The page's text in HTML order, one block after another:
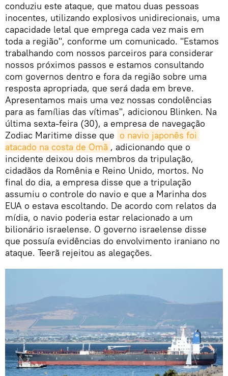
conduziu este ataque, que matou duas pessoas
inocentes, utilizando explosivos unidirecionais, uma
capacidade letal que emprega cada vez mais em
toda a região", conforme um comunicado. "Estamos
trabalhando com nossos parceiros para considerar
nossos próximos passos e estamos consultando
com governos dentro e fora da região sobre uma
resposta apropriada, que será dada em breve.
Apresentamos mais uma vez nossas condolências
para as famílias das vítimas", adicionou Blinken. Na
última sexta-feira (30), a empresa de navegação
Zodiac Maritime disse que o navio japonês foi
atacado na costa de Omã , adicionando que o
incidente deixou dois membros da tripulação,
cidadãos da Romênia e Reino Unido, mortos. No
final do dia, a empresa disse que a tripulação
assumiu o controle do navio e que a Marinha dos
EUA o estava escoltando. De acordo com relatos da
mídia, o navio poderia estar relacionado a um
bilionário israelense. O governo israelense disse
que possuía evidências do envolvimento iraniano no
ataque. Teerã rejeitou as alegações.